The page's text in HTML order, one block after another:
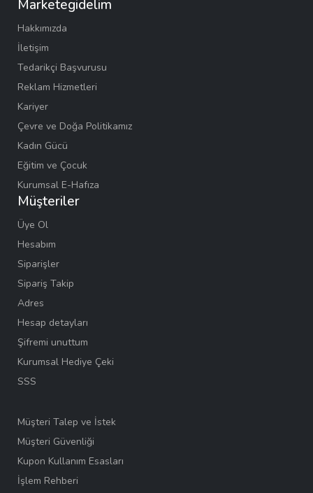
Marketegidelim
Hakkımızda
İletişim
Tedarikçi Başvurusu
Reklam Hizmetleri
Kariyer
Çevre ve Doğa Politikamız
Kadın Gücü
Eğitim ve Çocuk
Kurumsal E-Hafıza
Müşteriler
Üye Ol
Hesabım
Siparişler
Sipariş Takip
Adres
Hesap detayları
Şifremi unuttum
Kurumsal Hediye Çeki
SSS
Müşteri Talep ve İstek
Müşteri Güvenliği
Kupon Kullanım Esasları
İşlem Rehberi